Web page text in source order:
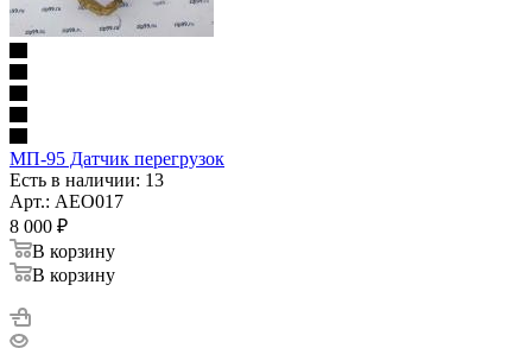
МП-95 Датчик перегрузок
Есть в наличии: 13
Арт.: AEO017
8 000 ₽
В корзину
В корзину